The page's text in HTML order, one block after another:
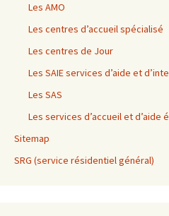
Les AMO
Les centres d’accueil spécialisé
Les centres de Jour
Les SAIE services d’aide et
Les SAS
Les services d’accueil et d’aide
Sitemap
SRG (service résidentiel général)